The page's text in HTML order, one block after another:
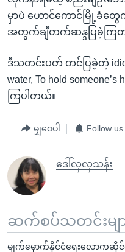
မှာပဲ ဟောင်ကောင်မြို့ခံ
အတွက်ချီတက်ဆန္ဒပြခဲ့ကြ
ဒီသတင်းပတ် တင်ပြခဲ့တဲ့
water, To hold
ကြပါတယ်။
မျှဝေပါ Follow us
ဒေါ်လှလှသန်း
ဆက်စပ်သတင်းမျာ
မျက်မှောက်နိုင်ငံရေးလောကဆို